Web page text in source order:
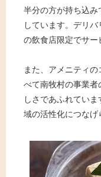
半分の方が持ち込み
しています。デリ
の飲食店限定でサー
また、アメニティ
べて南牧村の事業者
しさであふれてい
域の活性化につなげ